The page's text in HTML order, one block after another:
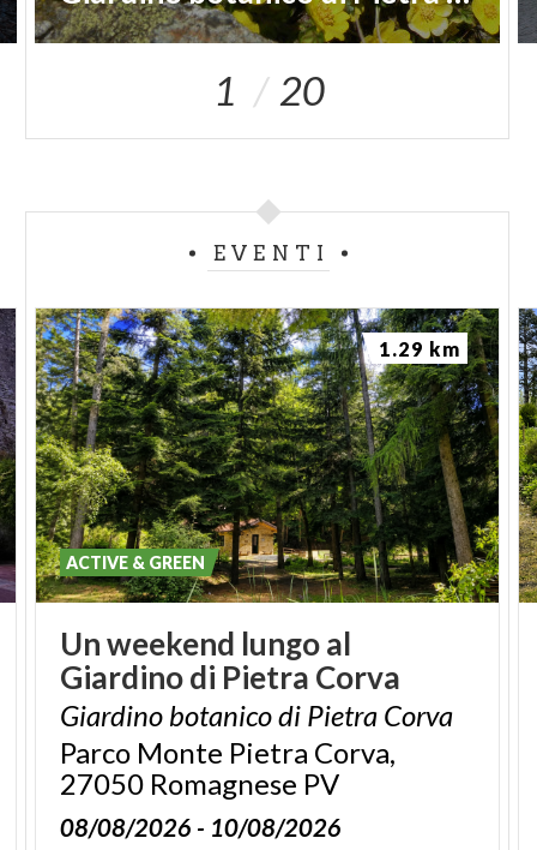
1 20
EVENTI
Unweekend lungoal
Giardinodi Pietra Corva
Giardino botanicodi Pietra Corva
Parco Monte Pietra Corva,
27050 Romagnese PV
08/08/2026 - 10/08/2026
ACTIVE & GREEN
1.29 km